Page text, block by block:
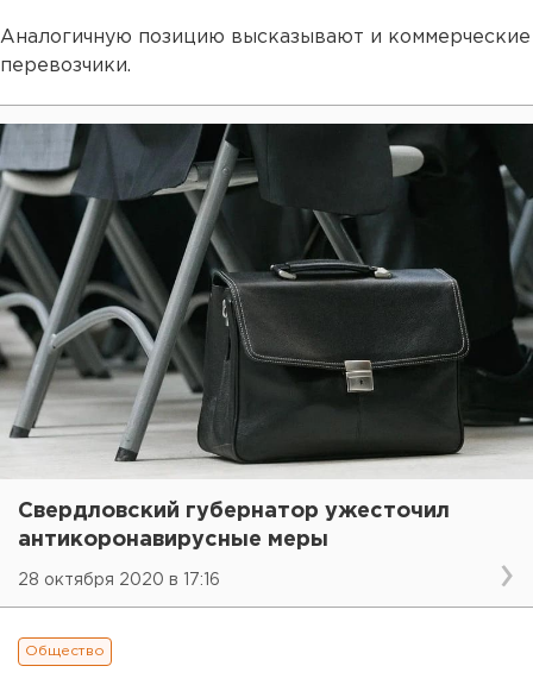
Аналогичную позицию высказывают и коммерческие
перевозчики.
Свердловский губернатор ужесточил
антикоронавирусные меры
28 октября 2020 в 17:16
Общество